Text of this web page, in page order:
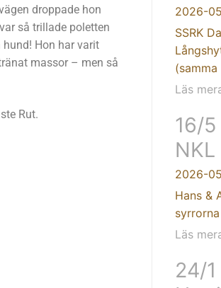
droppade hon
så trillade poletten
Hon har varit
massor – men så
Rut.
2026-
SSRK
Läs
16/
NKL
2026-
Hans &
Läs
24/1